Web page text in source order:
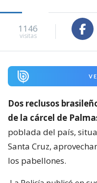
1146
visitas
Dos reclusos
de la cárcel de
poblada del país,
Santa Cruz,
los pabellones.